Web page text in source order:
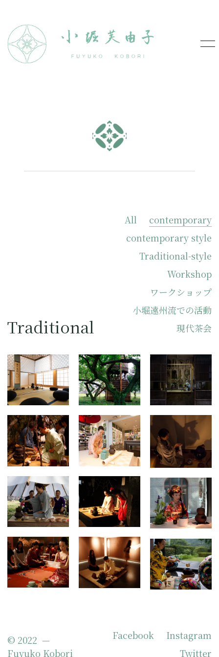
Traditional
All
contemporary
contemporary style
Traditional-style
Workshop
ワークショップ
小堀遠州流での活動
現代茶会
portfolio
Facebook
Instagram
Twitter
© 2022 —
Fuyuko Kobori